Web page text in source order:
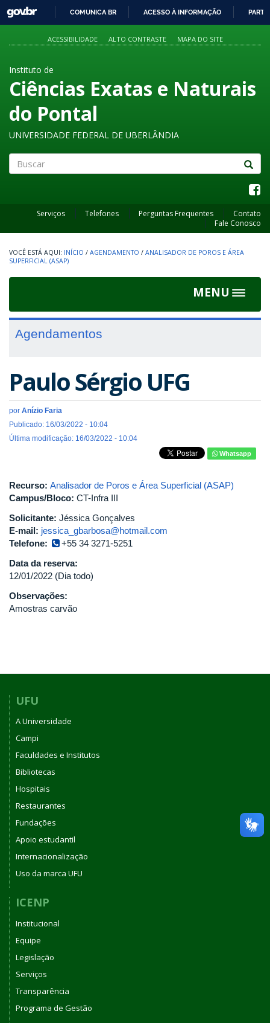
PARA
O
GOVBR
COMUNICA BR ACESSO À INFORMAÇÃO
ACESSIBILIDADE ALTO CONTRASTE MAPA DO SITE
Instituto de
Ciências Exatas e Naturais
do Pontal
UNIVERSIDADE FEDERAL DE UBERLÂNDIA
Serviços Telefones Perguntas Frequentes
Contato
Fale Conosco
INÍCIO / AGENDAMENTO / ANALISADOR DE POROS E ÁREA
SUPERFICIAL (ASAP)
MENU
Toggle
Agendamentos
Paulo Sérgio UFG
por Anízio Faria
Publicado: 16/03/2022 - 10:04
Última modificação: 16/03/2022 - 10:04
Whatsapp
Recurso: Analisador de Poros e Área Superficial (ASAP)
Campus/Bloco: CT-Infra III
Solicitante: Jéssica Gonçalves
E-mail: jessica_gbarbosa@hotmail.com
Telefone:
+55 34 3271-5251
Data da reserva:
12/01/2022 (Dia todo)
Observações:
Amostras carvão
UFU
A Universidade
Campi
Faculdades e Institutos
Bibliotecas
Hospitais
Restaurantes
Fundações
Apoio estudantil
Internacionalização
Uso da marca UFU
ICENP
Institucional
Equipe
Legislação
Serviços
Transparência
Programa de Gestão